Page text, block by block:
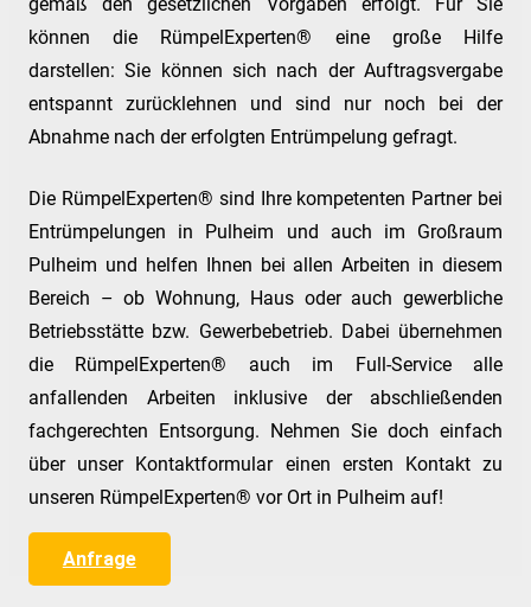
können die RümpelExperten® eine große Hilfe
darstellen: Sie können sich nach der Auftragsvergabe
entspannt zurücklehnen und sind nur noch bei der
Abnahme nach der erfolgten Entrümpelung gefragt.
Die RümpelExperten® sind Ihre kompetenten Partner bei
Entrümpelungen in Pulheim und auch im Großraum
Pulheim und helfen Ihnen bei allen Arbeiten in diesem
Bereich – ob Wohnung, Haus oder auch gewerbliche
Betriebsstätte bzw. Gewerbebetrieb. Dabei übernehmen
die RümpelExperten® auch im Full-Service alle
anfallenden Arbeiten inklusive der abschließenden
fachgerechten Entsorgung. Nehmen Sie doch einfach
über unser Kontaktformular einen ersten Kontakt zu
unseren RümpelExperten® vor Ort in Pulheim auf!
Anfrage